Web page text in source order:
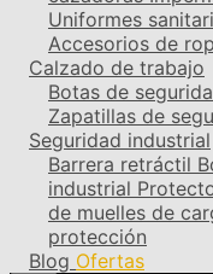
Uniformes
Accesorios de
Calzado de trabajo
Botas de
Zapatillas de
Seguridad industrial
Barrera retráctil
industrial
de muelles de
protección
Blog Ofertas